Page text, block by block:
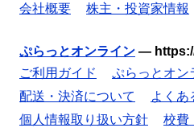
会社概要
株主・投資家情報
ぷらっとオンライン —
ご利用ガイド
ぷらっとオン
配送・決済について
よくあ
個人情報取り扱い方針
校費